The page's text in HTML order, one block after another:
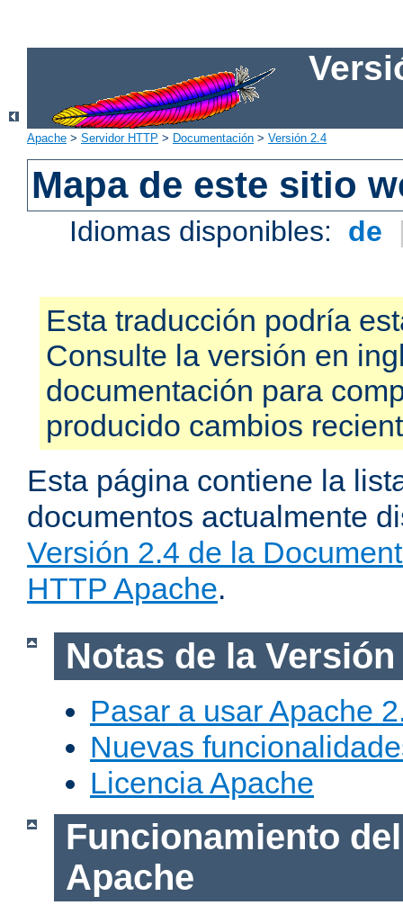
Apache > Servidor HTTP > Documentación > Versión 2.4
Mapa de este sitio
Idiomas disponibles: de
Esta traducción podría
Consulte la versión en
documentación para
producido cambios
Esta página contiene la
documentos actualmente
Versión 2.4 de la
HTTP Apache.
Notas de la Versión
Pasar a usar Apache
Nuevas
Licencia Apache
Funcionamiento
Apache